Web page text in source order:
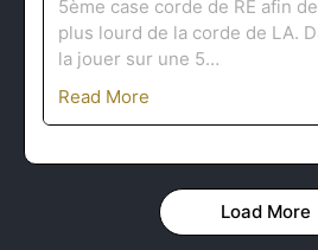
5ème case corde de RE afin
plus lourd de la corde de LA.
la jouer sur une 5…
Read More
Load More